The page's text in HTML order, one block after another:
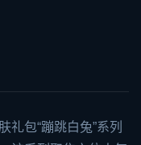
礼包“蹦跳白兔”系列